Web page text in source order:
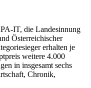
IT, die Landesinnung
Österreichischer
erhalten je
weitere 4.000
in insgesamt sechs
Chronik,